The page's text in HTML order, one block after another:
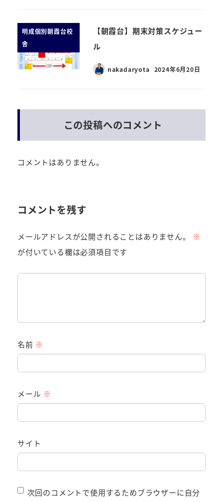
明成個別朝霞台校
舎
【朝霞台】期末対策スケジュー
ル
nakadaryota 2024年6月20日
この投稿へのコメント
コメントはありません。
コメントを残す
メールアドレスが公開されることはありません。
※
が付いている欄は必須項目です
名前 ※
メール ※
サイト
次回のコメントで使用するためブラウザーに自分